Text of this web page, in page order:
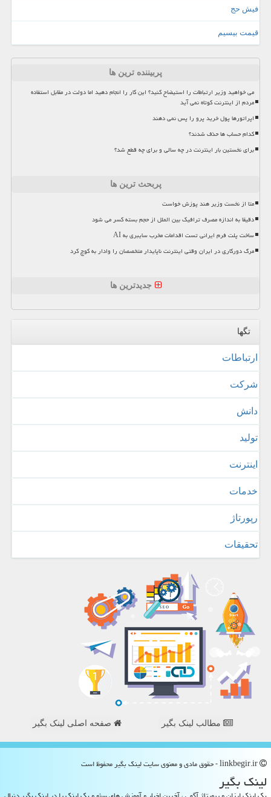
فیش حج
قیمت بیسیم
پربیننده ترین ها
می خواهید وزیر ارتباطات را استیضاح کنید؟ این کار را انجام دهید اما دولت در مقابل استفاده
مردم از اینترنت کوتاه نمی آید
اپراتورها پول خرید پرو را پس نمی دهند
کدام حساب ها حذف شدند؟
برای نخستین بار اینترنت در چه سالی و برای چه قطع شد؟
پربحث ترین ها
متا از نخست وزیر هند پوزش خواست
دقیقا به اندازه مصرف ترافیک بین الملل از حجم بسته کسر می شود
ساخت پلت فرم ایرانی تست اقدامات مخرب سایبری به AI
مرگ دورکاری در ایران وقتی اینترنت ناپایدار متخصصان را وادار به کوچ کرد
جدیدترین ها
تگها
ارتباطات
شركت
دانش
تولید
اینترنت
خدمات
رپورتاژ
تحقیقات
مطالب لینک بگیر صفحه اصلی لینک بگیر
لینك بگیر